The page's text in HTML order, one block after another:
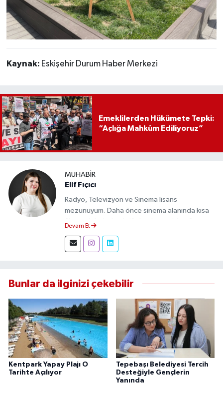
Kaynak: Eskişehir Durum Haber Merkezi
Emeklilerden Hükümete Tepki:
“Açlığa Mahkûm Ediliyoruz”
MUHABIR
Elif Fıçıcı
Radyo, Televizyon ve Sinema lisans
mezunuyum. Daha önce sinema alanında kısa
film projelerinde aktif olarak yer aldım. Şu an
görev yapıyor, gündemi sahadan takip ederek
doğru ve tarafsız haberler üretiyorum.
Devam Et
Bunlar da ilginizi çekebilir
Kentpark Yapay Plajı O
Tarihte Açılıyor
Tepebaşı Belediyesi Tercih
Desteğiyle Gençlerin
Yanında